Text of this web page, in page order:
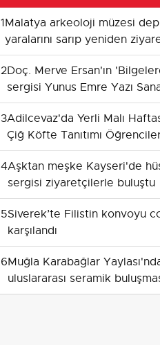
1Malatya arkeoloji müzesi
yaralarını sarıp yeniden
2Doç. Merve Ersan'ın
sergisi Yunus Emre Yazı
Müzesi'nde
3Adilcevaz'da Yerli Malı
Çiğ Köfte Tanıtımı
İlgi Gördü
4Aşktan meşke Kayseri'de
sergisi ziyaretçilerle buluştu
5Siverek’te Filistin konvoyu
karşılandı
6Muğla Karabağlar
uluslararası seramik
gerçekleşecek